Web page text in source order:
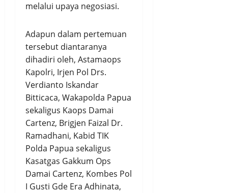
melalui upaya negosiasi.
Adapun dalam pertemuan
tersebut diantaranya
dihadiri oleh, Astamaops
Kapolri, Irjen Pol Drs.
Verdianto Iskandar
Bitticaca, Wakapolda Papua
sekaligus Kaops Damai
Cartenz, Brigjen Faizal Dr.
Ramadhani, Kabid TIK
Polda Papua sekaligus
Kasatgas Gakkum Ops
Damai Cartenz, Kombes Pol
I Gusti Gde Era Adhinata,